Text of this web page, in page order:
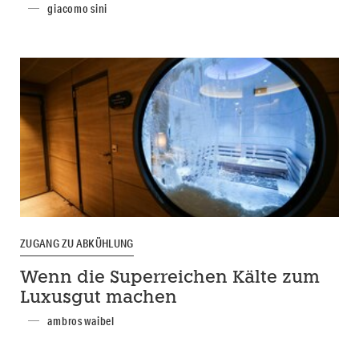
giacomo sini
ZUGANG ZU ABKÜHLUNG
Wenn die Superreichen Kälte zum
Luxusgut machen
ambros waibel